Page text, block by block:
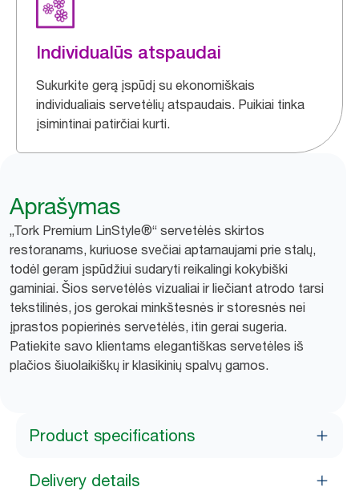
Individualūs atspaudai
Sukurkite gerą įspūdį su ekonomiškais
individualiais servetėlių atspaudais. Puikiai tinka
įsimintinai patirčiai kurti.
Aprašymas
„Tork Premium LinStyle®“ servetėlės skirtos
restoranams, kuriuose svečiai aptarnaujami prie stalų,
todėl geram įspūdžiui sudaryti reikalingi kokybiški
gaminiai. Šios servetėlės vizualiai ir liečiant atrodo tarsi
tekstilinės, jos gerokai minkštesnės ir storesnės nei
įprastos popierinės servetėlės, itin gerai sugeria.
Patiekite savo klientams elegantiškas servetėles iš
plačios šiuolaikiškų ir klasikinių spalvų gamos.
Product specifications
Delivery details